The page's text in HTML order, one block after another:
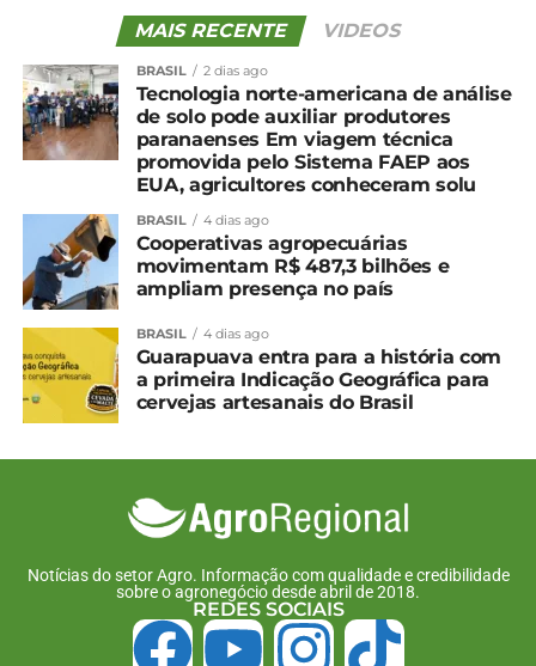
toneladas na safra 2025/26, com crescimento de
0,3% em relação ao ciclo anterior.
Compartilhe isso:
Facebook 18+
Relacionado
Estimativa da Conab
aponta colheita de 354,7
milhões de toneladas de
grãos na safra 2025/26
15 de outubro, 2025
chegar a 353,4 milhões de
toneladas
12 de fevereiro, 2026
Em "Brasil"
safra 2025/26 está
estimada em 354,4
12 de dezembro, 2025
MAIS RECENTE VIDEOS
BRASIL 2 dias ago
Tecnologia norte-americana de análise
de solo pode auxiliar produtores
paranaenses Em viagem técnica
promovida pelo Sistema FAEP aos
EUA, agricultores conheceram solu
BRASIL 4 dias ago
Cooperativas agropecuárias
movimentam R$ 487,3 bilhões e
ampliam presença no país
BRASIL 4 dias ago
Guarapuava entra para a história com
a primeira Indicação Geográfica para
cervejas artesanais do Brasil
Notícias do setor Agro. Informação com qualidade e credibilidade
sobre o agronegócio desde abril de 2018.
REDES SOCIAIS